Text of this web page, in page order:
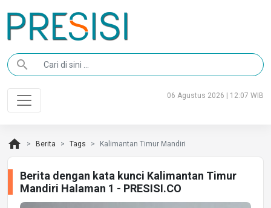
search
06 Agustus 2026 | 12:07 WIB
home Berita Tags Kalimantan Timur Mandiri
Berita dengan kata kunci Kalimantan Timur
Mandiri Halaman 1 - PRESISI.CO